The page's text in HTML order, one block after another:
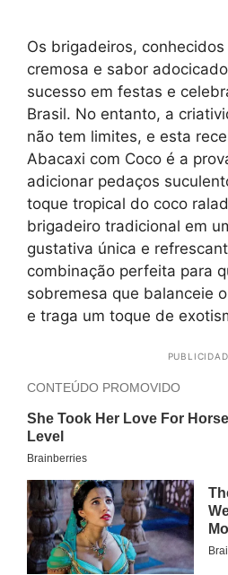
Os brigadeiros,
cremosa e sabor
sucesso em festas e
Brasil. No entanto, a
não tem limites, e esta
Abacaxi com Coco é a
adicionar pedaços
toque tropical do coco
brigadeiro tradicional em
gustativa única e
combinação perfeita para
sobremesa que balanceie
e traga um toque de